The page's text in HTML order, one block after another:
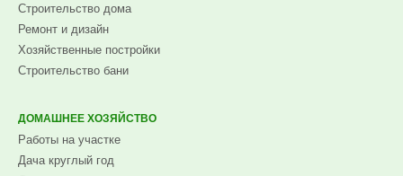
Строительство дома
Ремонт и дизайн
Хозяйственные постройки
Строительство бани
ДОМАШНЕЕ ХОЗЯЙСТВО
Работы на участке
Дача круглый год